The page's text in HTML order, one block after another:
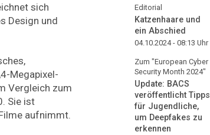
sich
Design und
Megapixel-
Vergleich zum
Sie ist
aufnimmt.
Editorial
Katzenhaare und
ein Abschied
04.10.2024 - 08:13 Uhr
Zum "European Cyber
Security Month 2024"
Update: BACS
veröffentlicht Tipps
für Jugendliche,
um Deepfakes zu
erkennen